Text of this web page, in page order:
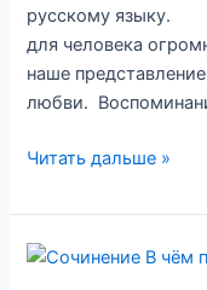
русскому языку.
для человека
наше
любви.
Сочинение «В
заключается
ценность
Читать дальше »